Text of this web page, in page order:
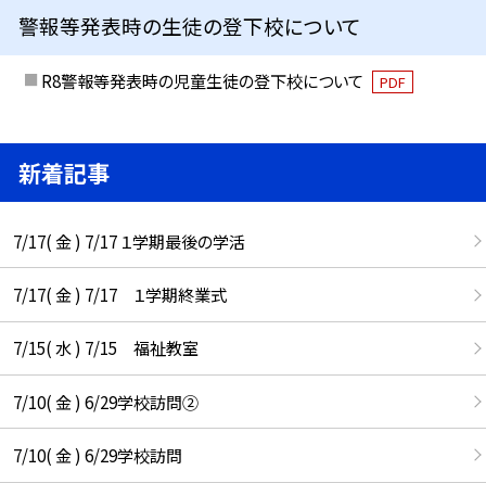
警報等発表時の生徒の登下校について
R8警報等発表時の児童生徒の登下校について PDF
新着記事
7/17( 金 ) 7/17 １学期最後の学活
7/17( 金 ) 7/17 １学期終業式
7/15( 水 ) 7/15 福祉教室
7/10( 金 ) 6/29学校訪問②
7/10( 金 ) 6/29学校訪問